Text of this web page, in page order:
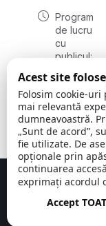
Program
de lucru
cu
publicul:
08:00 -
16:30
, vineri:
08:00 -
14:00
Comuna Cerchezu
Concept realizat
Acest site
Folosim cookie-
mai relevantă
dumneavoastră.
„Sunt de acord”,
fie utilizate. De
opționale prin
continuarea
exprimați acordul
Accept